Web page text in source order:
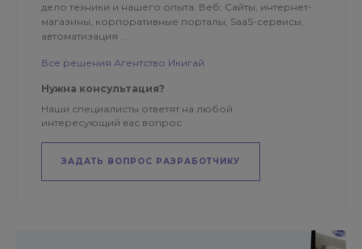
дело техники и нашего опыта. Веб: Сайты, интернет-
магазины, корпоративные порталы, SaaS-сервисы,
автоматизация ...
Все решения Агентство Икигай
Нужна консультация?
Наши специалисты ответят на любой
интересующий вас вопрос
ЗАДАТЬ ВОПРОС РАЗРАБОТЧИКУ